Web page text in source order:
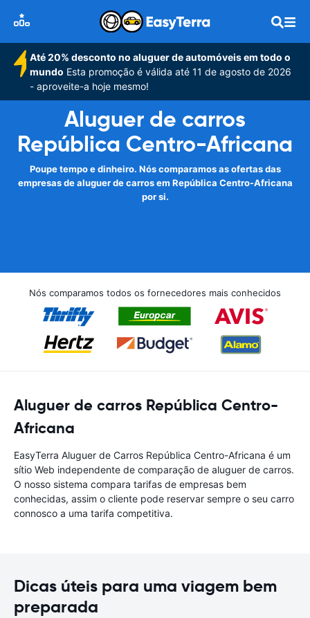
Até 20% desconto no aluguer de automóveis em todo o
mundo Esta promoção é válida até 11 de agosto de 2026
- aproveite-a hoje mesmo!
Aluguer de carros
República Centro-Africana
Poupe tempo e dinheiro. Nós comparamos as ofertas das
empresas de aluguer de carros em República Centro-Africana
por si.
Nós comparamos todos os fornecedores mais conhecidos
Aluguer de carros República Centro-
Africana
EasyTerra Aluguer de Carros República Centro-Africana é um
sítio Web independente de comparação de aluguer de carros.
O nosso sistema compara tarifas de empresas bem
conhecidas, assim o cliente pode reservar sempre o seu carro
connosco a uma tarifa competitiva.
Dicas úteis para uma viagem bem
preparada